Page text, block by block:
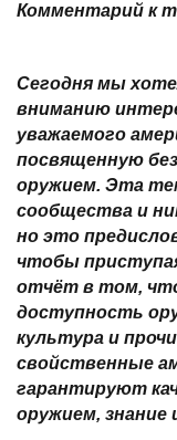
Комментарий к
Сегодня мы
вниманию
уважаемого
посвященную
оружием. Эта
сообщества и
но это
чтобы
отчёт в том,
доступность
культура и
свойственные
гарантируют
оружием, знание